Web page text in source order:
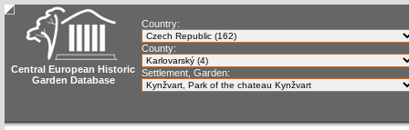
Central European Historic
Garden Database
Country:
County:
Settlement, Garden: